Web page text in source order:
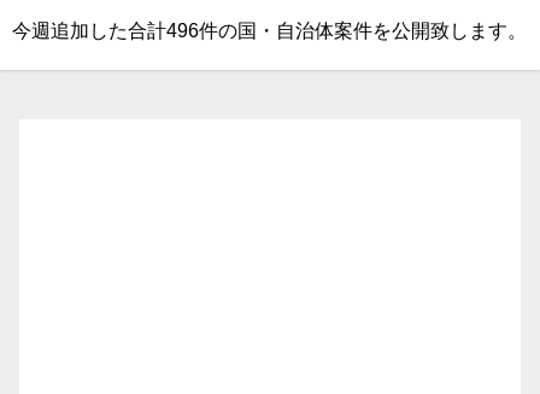
今週追加した合計496件の国・自治体案件を公開致します。